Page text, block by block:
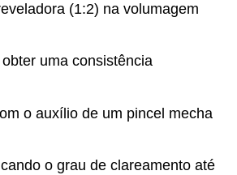
(1:2) na volumagem
uma consistência
o auxílio de um pincel mecha
o grau de clareamento até